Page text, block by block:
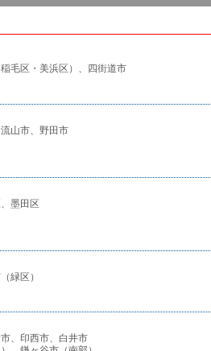
毛区・美浜区）、四街道市
山市、野田市
墨田区
緑区）
、印西市、白井市